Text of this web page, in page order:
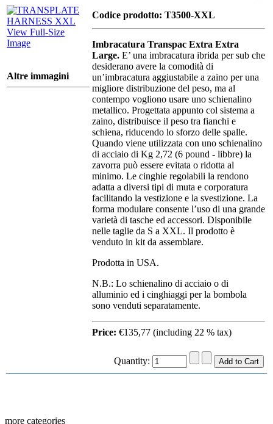
View Full-Size
Image
Altre immagini
Codice prodotto: T3500-XXL
Imbracatura Transpac Extra Extra
Large. E’ una imbracatura ibrida per sub che
desiderano avere la comodità di
un’imbracatura aggiustabile a zaino per una
migliore distribuzione del peso, ma al
contempo vogliono usare uno schienalino
metallico. Progettata appunto col sistema a
zaino, distribuisce il peso tra fianchi e
schiena, riducendo lo sforzo delle spalle.
Quando viene utilizzata con uno schienalino
di acciaio di Kg 2,72 (6 pound - libbre) la
zavorra può essere evitata o ridotta al
minimo. Le cinghie regolabili la rendono
adatta a diversi tipi di muta e corporatura
facilitando la vestizione e la svestizione. La
forma modulare consente l’uso di una grande
varietà di tasche ed accessori. Disponibile
nelle taglie da S a XXL. Il prodotto è
venduto in kit da assemblare.
Prodotta in USA.
N.B.: Lo schienalino di acciaio o di
alluminio ed i cinghiaggi per la bombola
sono venduti separatamente.
Price: €135,77 (including 22 % tax)
Quantity:
more categories